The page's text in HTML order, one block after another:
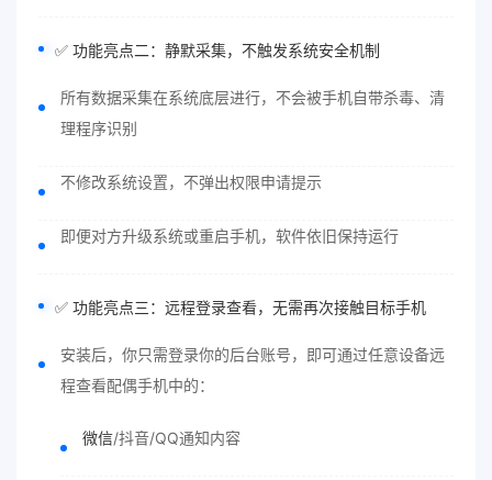
✅ 功能亮点二：静默采集，不触发系统安全机制
所有数据采集在系统底层进行，不会被手机自带杀毒、清
理程序识别
不修改系统设置，不弹出权限申请提示
即便对方升级系统或重启手机，软件依旧保持运行
✅ 功能亮点三：远程登录查看，无需再次接触目标手机
安装后，你只需登录你的后台账号，即可通过任意设备远
程查看配偶手机中的：
微信/抖音/QQ通知内容